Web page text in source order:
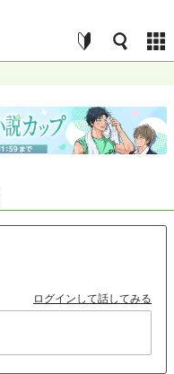
ログインして話してみる